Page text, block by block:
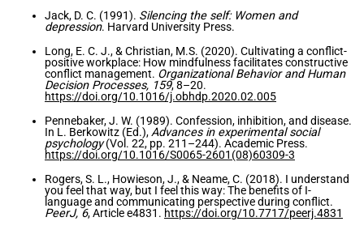
Jack, D. C. (1991). Silencing the self: Women and
depression. Harvard University Press.
Long, E. C. J., & Christian, M.S. (2020). Cultivating a conflict-
positive workplace: How mindfulness facilitates constructive
conflict management. Organizational Behavior and Human
Decision Processes, 159, 8–20.
https://doi.org/10.1016/j.obhdp.2020.02.005
Pennebaker, J. W. (1989). Confession, inhibition, and disease.
In L. Berkowitz (Ed.),Advances in experimental social
psychology(Vol. 22, pp. 211–244). Academic Press.
https://doi.org/10.1016/S0065-2601(08)60309-3
Rogers, S. L., Howieson, J., & Neame, C. (2018). I understand
you feel that way, but I feel this way: The benefits of I-
language and communicating perspective during conflict.
PeerJ, 6, Article e4831. https://doi.org/10.7717/peerj.4831